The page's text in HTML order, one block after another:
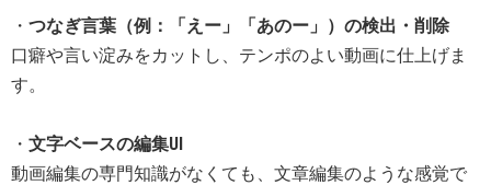
・ つなぎ言葉（例：「えー」「あのー」）の検出・削除
口癖や言い淀みをカットし、テンポのよい動画に仕上げま
す。
・ 文字ベースの編集UI
動画編集の専門知識がなくても、文章編集のような感覚で